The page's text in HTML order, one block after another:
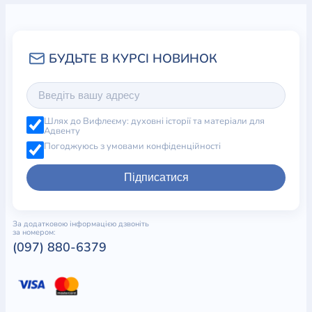
Шлях до Вифлеєму: духовні історії та матеріали для
Адвенту
Погоджуюсь з умовами конфіденційності
Підписатися
За додатковою інформацією дзвоніть
за номером:
(097) 880-6379